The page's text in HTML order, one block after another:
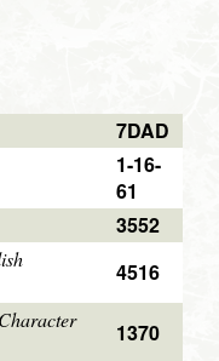
7DAD
1-16-
61
3552
4516
1370